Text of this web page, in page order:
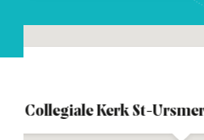
Collegiale Kerk St-